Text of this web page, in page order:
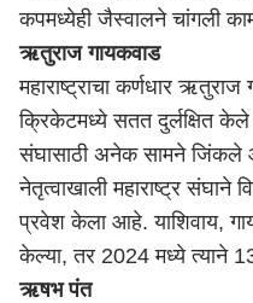
कपमध्येही जैस्वालने चांगली
ऋतुराज गायकवाड
महाराष्ट्राचा कर्णधार ऋतुराज
क्रिकेटमध्ये सतत दुर्लक्षित
संघासाठी अनेक सामने जिंकले
नेतृत्वाखालीमहाराष्ट्र संघाने
प्रवेश केला आहे. याशिवाय,
केल्या, तर 2024 मध्ये त्याने
ऋषभ पंत